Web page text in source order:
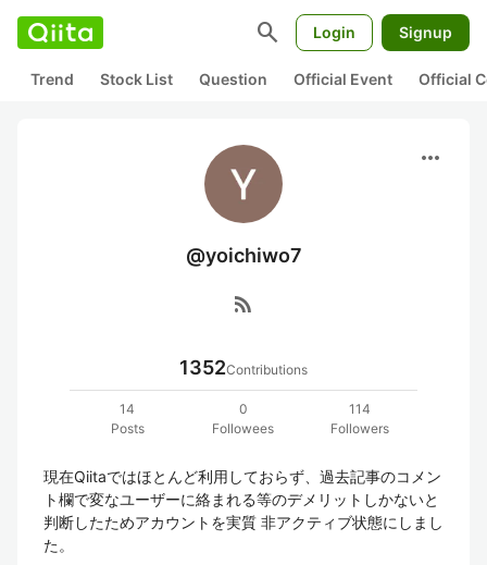
search Login Signup
Trend Stock List Question Official Event Official
more_horiz
@yoichiwo7
rss_feed
1352Contributions
14
Posts
0
Followees
114
Followers
現在Qiitaではほとんど利用しておらず、過去記事のコメン
ト欄で変なユーザーに絡まれる等のデメリットしかないと
判断したためアカウントを実質 非アクティブ状態にしまし
た。